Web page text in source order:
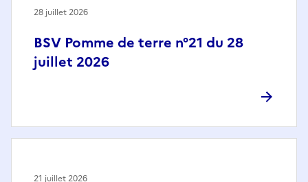
BSV Pomme de terre n°21 du 28
juillet 2026
28 juillet 2026
21 juillet 2026